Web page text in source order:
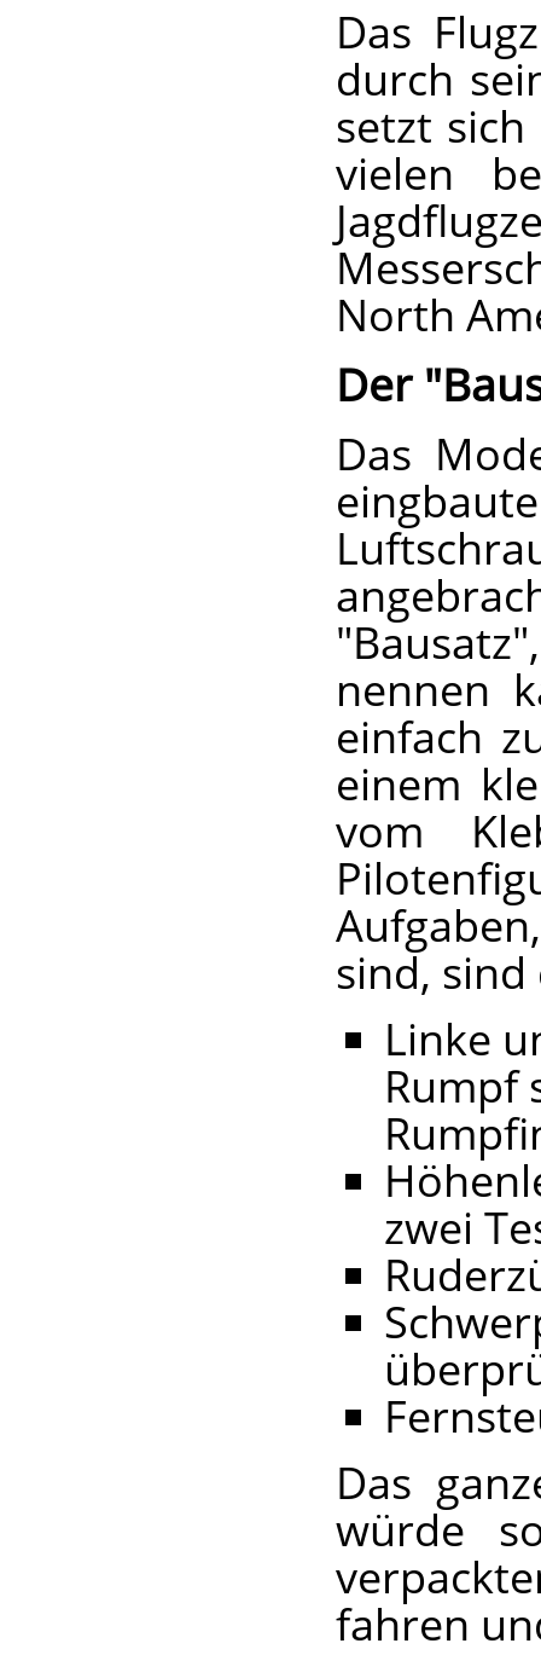
Das
durch
setzt
vielen
North
Der
Das
nennen
einfach
einem
vom
sind,
Linke
Rumpf
zwei
Das
würde
fahren